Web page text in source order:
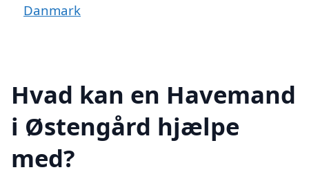
Danmark
Hvad kan en Havemand
i Østengård hjælpe
med?